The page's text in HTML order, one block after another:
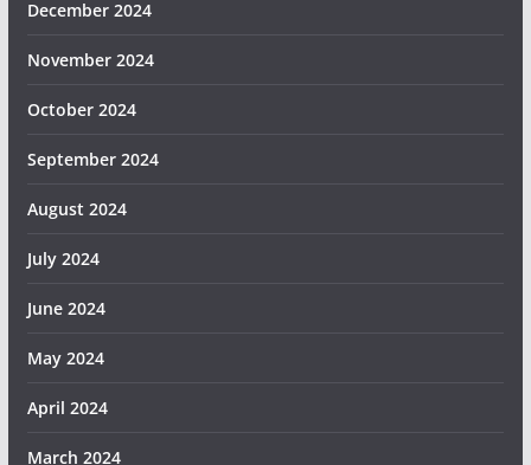
December 2024
November 2024
October 2024
September 2024
August 2024
July 2024
June 2024
May 2024
April 2024
March 2024